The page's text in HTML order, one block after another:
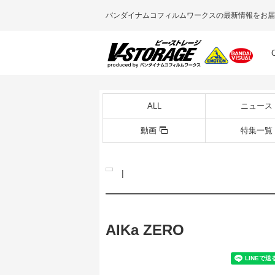
バンダイナムコフィルムワークスの最新情報をお
ALL ニュース
動画 特集一覧
|
AIKa ZERO